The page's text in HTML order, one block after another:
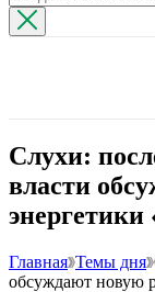
Слухи:
власти
энергетики
Главная Темы дня
обсуждают новую